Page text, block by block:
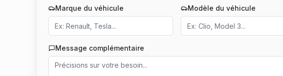
Marque du véhicule Modèle du véhicule
Message complémentaire